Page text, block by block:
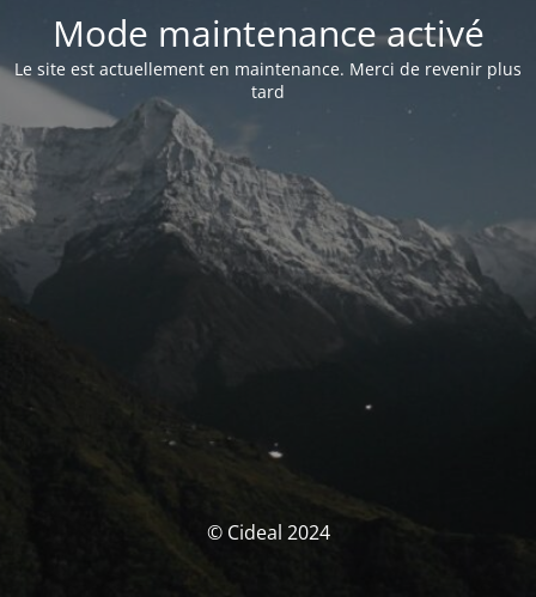
Mode maintenance activé
Le site est actuellement en maintenance. Merci de revenir plus
tard
© Cideal 2024